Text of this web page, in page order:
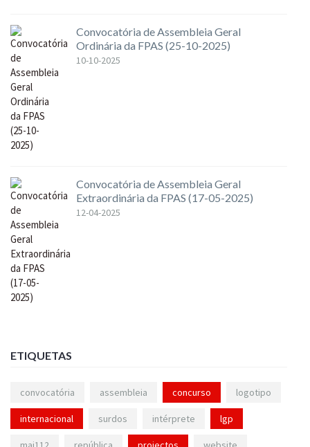
Convocatória de Assembleia Geral
Ordinária da FPAS (25-10-2025)
10-10-2025
Convocatória de Assembleia Geral
Extraordinária da FPAS (17-05-2025)
12-04-2025
ETIQUETAS
convocatória assembleia concurso logotipo
internacional surdos intérprete lgp